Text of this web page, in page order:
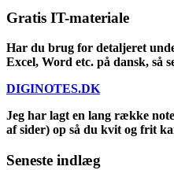
Gratis IT-materiale
Har du brug for detaljeret
Excel, Word etc. på dansk, så
DIGINOTES.DK
Jeg har lagt en lang række
af sider) op så du kvit og frit
Seneste indlæg